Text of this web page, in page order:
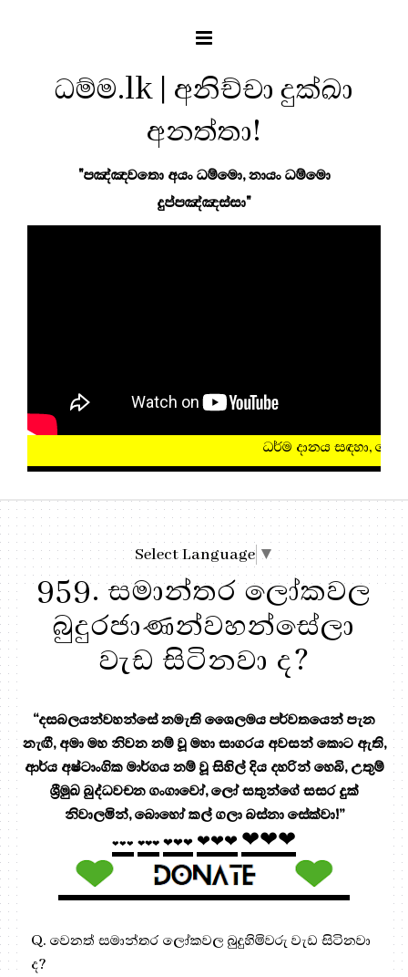
ධම්ම.lk | අනිච්චා දුක්ඛා
අනත්තා!
"පඤ්ඤවතො අයං ධම්මො, නායං ධම්මො
දුප්පඤ්ඤස්සා"
ධර්ම දානය සඳහා, මෙතැන ඔබන්න!
Select Language ▼
959. සමාන්තර ලෝකවල
බුදුරජාණන්වහන්සේලා
වැඩ සිටිනවා ද?
“දසබලයන්වහන්සේ නමැති ශෛලමය පර්වතයෙන් පැන
නැඟී, අමා මහ නිවන නම් වූ මහා සාගරය අවසන් කොට ඇති,
ආර්ය අෂ්ටාංගික මාර්ගය නම් වූ සිහිල් දිය දහරින් හෙබි, උතුම්
ශ්‍රීමුඛ බුද්ධවචන ගංගාවෝ, ලෝ සතුන්ගේ සසර දුක්
නිවාලමින්, බොහෝ කල් ගලා බස්නා සේක්වා!”
❤❤❤ ❤❤❤ ❤❤❤ ❤❤❤ ❤❤❤
Q. වෙනත් සමාන්තර ලෝකවල බුදුහිමිවරු වැඩ සිටිනවා
ද?